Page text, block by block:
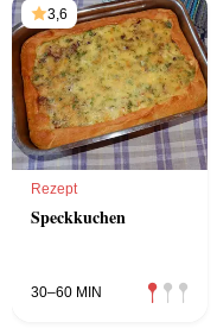
3,6
Rezept
Speckkuchen
30–60 MIN